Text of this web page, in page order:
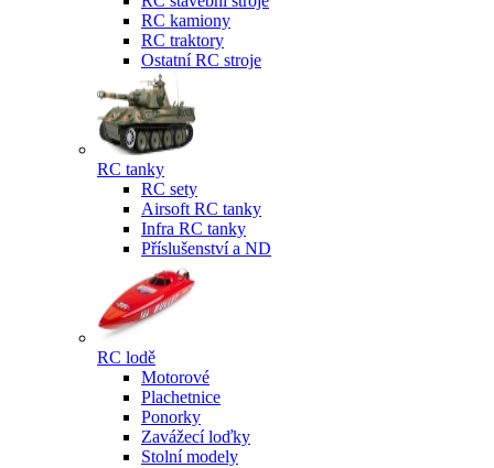
RC kamiony
RC traktory
Ostatní RC stroje
RC tanky
RC sety
Airsoft RC tanky
Infra RC tanky
Příslušenství a ND
RC lodě
Motorové
Plachetnice
Ponorky
Zavážecí loďky
Stolní modely